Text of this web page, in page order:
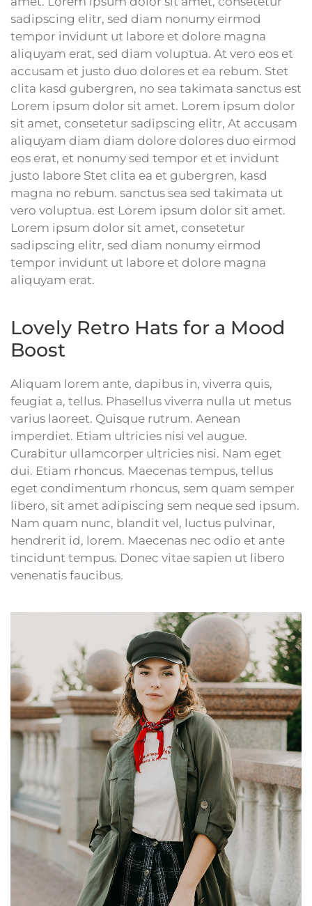
sadipscing elitr, sed diam nonumy eirmod
tempor invidunt ut labore et dolore magna
aliquyam erat, sed diam voluptua. At vero eos et
accusam et justo duo dolores et ea rebum. Stet
clita kasd gubergren, no sea takimata sanctus est
Lorem ipsum dolor sit amet. Lorem ipsum dolor
sit amet, consetetur sadipscing elitr, At accusam
aliquyam diam diam dolore dolores duo eirmod
eos erat, et nonumy sed tempor et et invidunt
justo labore Stet clita ea et gubergren, kasd
magna no rebum. sanctus sea sed takimata ut
vero voluptua. est Lorem ipsum dolor sit amet.
Lorem ipsum dolor sit amet, consetetur
sadipscing elitr, sed diam nonumy eirmod
tempor invidunt ut labore et dolore magna
aliquyam erat.
Lovely Retro Hats for a Mood
Boost
Aliquam lorem ante, dapibus in, viverra quis,
feugiat a, tellus. Phasellus viverra nulla ut metus
varius laoreet. Quisque rutrum. Aenean
imperdiet. Etiam ultricies nisi vel augue.
Curabitur ullamcorper ultricies nisi. Nam eget
dui. Etiam rhoncus. Maecenas tempus, tellus
eget condimentum rhoncus, sem quam semper
libero, sit amet adipiscing sem neque sed ipsum.
Nam quam nunc, blandit vel, luctus pulvinar,
hendrerit id, lorem. Maecenas nec odio et ante
tincidunt tempus. Donec vitae sapien ut libero
venenatis faucibus.